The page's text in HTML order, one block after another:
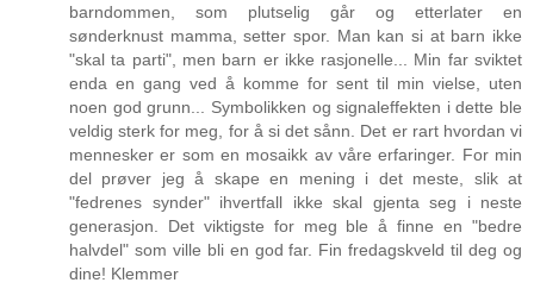
barndommen, som plutselig går og etterlater en
sønderknust mamma, setter spor. Man kan si at barn ikke
"skal ta parti", men barn er ikke rasjonelle... Min far sviktet
enda en gang ved å komme for sent til min vielse, uten
noen god grunn... Symbolikken og signaleffekten i dette ble
veldig sterk for meg, for å si det sånn. Det er rart hvordan vi
mennesker er som en mosaikk av våre erfaringer. For min
del prøver jeg å skape en mening i det meste, slik at
"fedrenes synder" ihvertfall ikke skal gjenta seg i neste
generasjon. Det viktigste for meg ble å finne en "bedre
halvdel" som ville bli en god far. Fin fredagskveld til deg og
dine! Klemmer